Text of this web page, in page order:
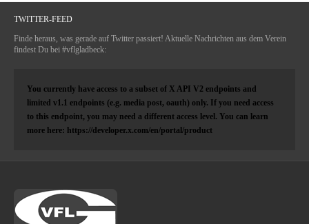
TWITTER-FEED
Finde heraus, was gerade auf Twitter passiert! Aktuelle Nachrichten aus dem Verein
findest Du bei #vflgladbeck:
You currently have access to a subset of X API V2 endpoints and
limited v1.1 endpoints (e.g. media post, oauth) only. If you need access
to this endpoint, you may need a different access level. You can learn
more here: https://developer.x.com/en/portal/product